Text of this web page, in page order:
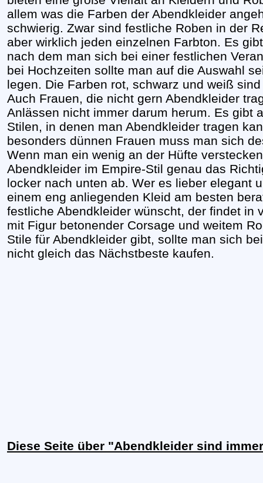
allem was die Farben der Abendkleider
schwierig. Zwar sind festliche Roben in der
aber wirklich jeden einzelnen Farbton. Es
nach dem man sich bei einer festlichen
bei Hochzeiten sollte man auf die Auswahl
legen. Die Farben rot, schwarz und weiß
Auch Frauen, die nicht gern Abendkleider
Anlässen nicht immer darum herum. Es gibt
Stilen, in denen man Abendkleider tragen
besonders dünnen Frauen muss man sich
Wenn man ein wenig an der Hüfte
Abendkleider im Empire-Stil genau das
locker nach unten ab. Wer es lieber elegant
einem eng anliegenden Kleid am besten
festliche Abendkleider wünscht, der findet in
mit Figur betonender Corsage und weitem
Stile für Abendkleider gibt, sollte man sich
nicht gleich das Nächstbeste kaufen.
Diese Seite über "Abendkleider sind